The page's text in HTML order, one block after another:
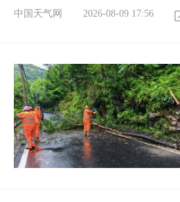
中国天气网 2026-08-09 17:56